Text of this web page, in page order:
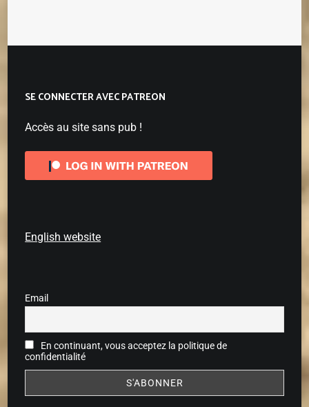
SE CONNECTER AVEC PATREON
Accès au site sans pub !
English website
Email
En continuant, vous acceptez la politique de
confidentialité